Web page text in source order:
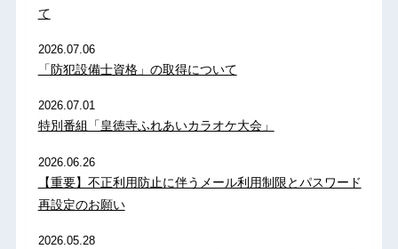
て
2026.07.06
「防犯設備士資格」の取得について
2026.07.01
特別番組「皇徳寺ふれあいカラオケ大会」
2026.06.26
【重要】不正利用防止に伴うメール利用制限とパスワード
再設定のお願い
2026.05.28